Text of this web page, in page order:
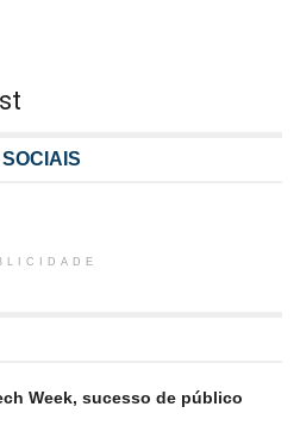
Week, sucesso de público